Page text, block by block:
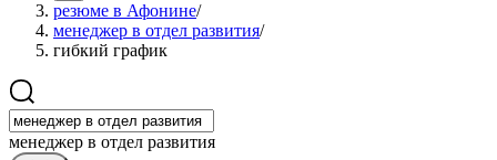
резюме в Афонине/
менеджер в отдел развития/
гибкий график
менеджер в отдел развития